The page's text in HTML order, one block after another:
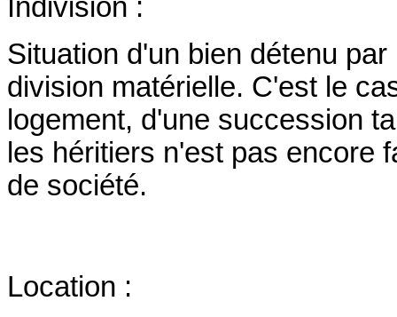
Indivision :
Situation d'un bien détenu
division matérielle. C'est le
logement, d'une succession
les héritiers n'est pas encore
de société.
Location :